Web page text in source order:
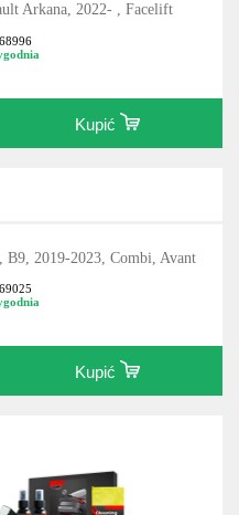
Arkana, 2022- , Facelift
Kupić
2019-2023, Combi, Avant
Kupić